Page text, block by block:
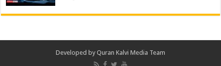
Developed by Quran Kalvi Media Team